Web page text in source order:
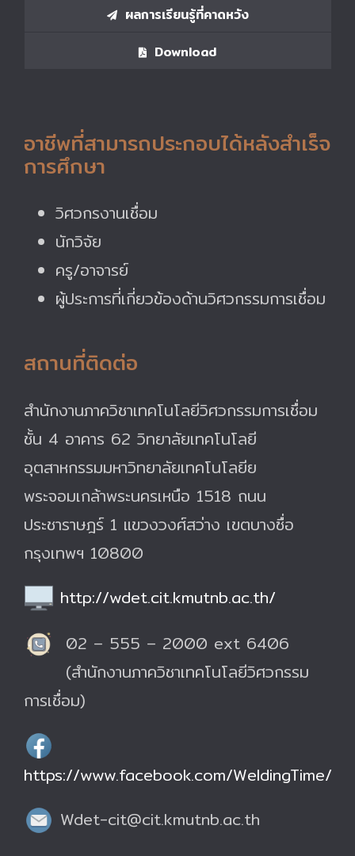
ผลการเรียนรู้ที่คาดหวัง
Download
อาชีพที่สามารถประกอบได้หลังสำเร็จ
การศึกษา
วิศวกรงานเชื่อม
นักวิจัย
ครู/อาจารย์
ผู้ประการที่เกี่ยวข้องด้านวิศวกรรมการเชื่อม
สถานที่ติดต่อ
สำนักงานภาควิชาเทคโนโลยีวิศวกรรมการเชื่อม
ชั้น 4 อาคาร 62 วิทยาลัยเทคโนโลยี
อุตสาหกรรมมหาวิทยาลัยเทคโนโลยีย
พระจอมเกล้าพระนครเหนือ 1518 ถนน
ประชาราษฎร์ 1 แขวงวงศ์สว่าง เขตบางซื่อ
กรุงเทพฯ 10800
http://wdet.cit.kmutnb.ac.th/
02 – 555 – 2000 ext 6406
(สำนักงานภาควิชาเทคโนโลยีวิศวกรรม
การเชื่อม)
https://www.facebook.com/WeldingTime/
Wdet-cit@cit.kmutnb.ac.th